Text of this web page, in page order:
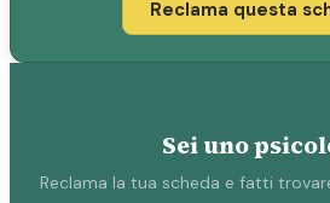
Reclama questa
Sei uno
Reclama la tua scheda e fatti